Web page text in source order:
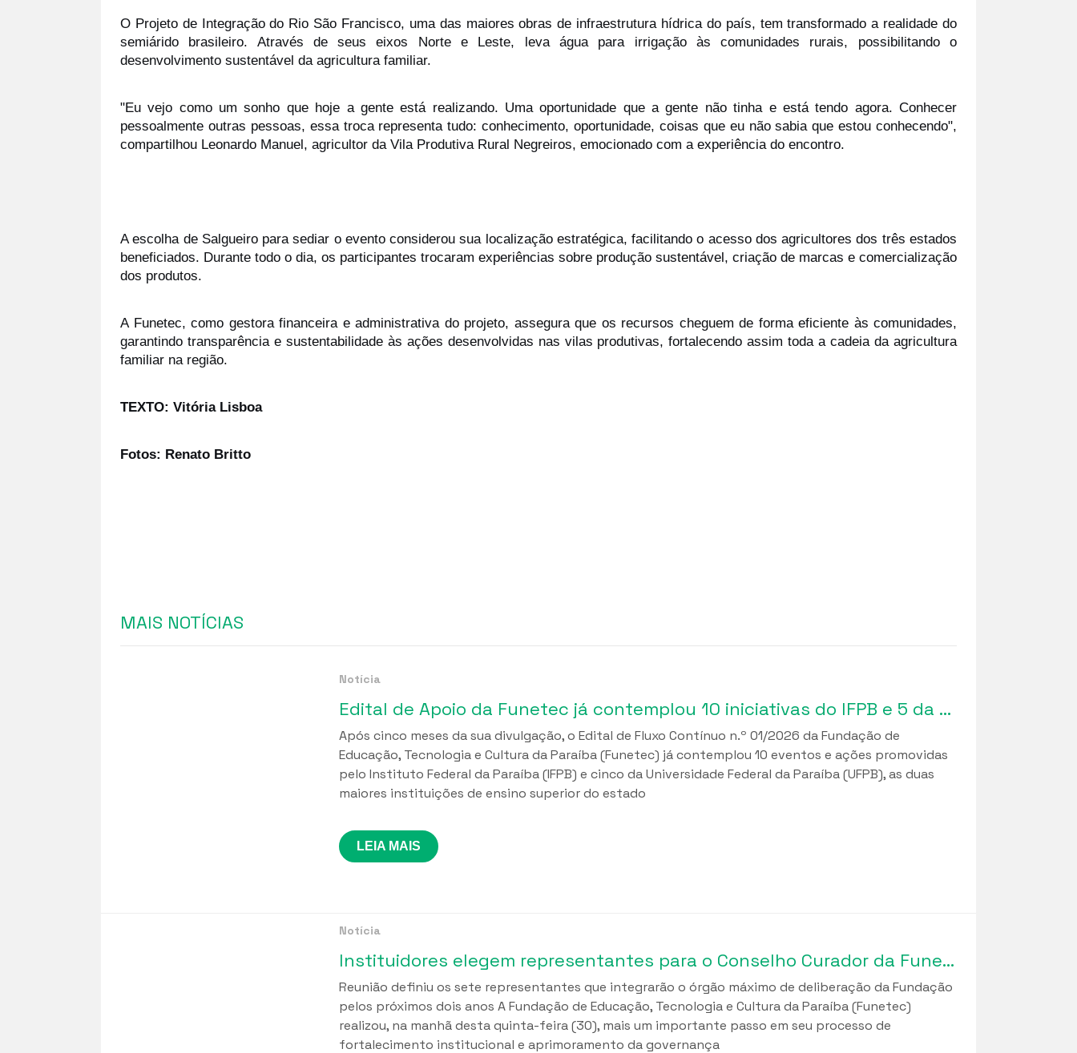
O Projeto de Integração do Rio São Francisco, uma das maiores obras de infraestrutura hídrica do país, tem transformado a realidade do
semiárido brasileiro. Através de seus eixos Norte e Leste, leva água para irrigação às comunidades rurais, possibilitando o
desenvolvimento sustentável da agricultura familiar.
"Eu vejo como um sonho que hoje a gente está realizando. Uma oportunidade que a gente não tinha e está tendo agora. Conhecer
pessoalmente outras pessoas, essa troca representa tudo: conhecimento, oportunidade, coisas que eu não sabia que estou conhecendo",
compartilhou Leonardo Manuel, agricultor da Vila Produtiva Rural Negreiros, emocionado com a experiência do encontro.
A escolha de Salgueiro para sediar o evento considerou sua localização estratégica, facilitando o acesso dos agricultores dos três estados
beneficiados. Durante todo o dia, os participantes trocaram experiências sobre produção sustentável, criação de marcas e comercialização
dos produtos.
A Funetec, como gestora financeira e administrativa do projeto, assegura que os recursos cheguem de forma eficiente às comunidades,
garantindo transparência e sustentabilidade às ações desenvolvidas nas vilas produtivas, fortalecendo assim toda a cadeia da agricultura
familiar na região.
TEXTO: Vitória Lisboa
Fotos: Renato Britto
MAIS NOTÍCIAS
Notícia
Edital de Apoio da Funetec já contemplou 10 iniciativas do IFPB e 5 da UFPB
Após cinco meses da sua divulgação, o Edital de Fluxo Contínuo n.º 01/2026 da Fundação de
Educação, Tecnologia e Cultura da Paraíba (Funetec) já contemplou 10 eventos e ações promovidas
pelo Instituto Federal da Paraíba (IFPB) e cinco da Universidade Federal da Paraíba (UFPB), as duas
maiores instituições de ensino superior do estado
LEIA MAIS
Notícia
Instituidores elegem representantes para o Conselho Curador da Funetec em marco de fortalecimento da governança institucional
Reunião definiu os sete representantes que integrarão o órgão máximo de deliberação da Fundação
pelos próximos dois anos A Fundação de Educação, Tecnologia e Cultura da Paraíba (Funetec)
realizou, na manhã desta quinta-feira (30), mais um importante passo em seu processo de
fortalecimento institucional e aprimoramento da governança